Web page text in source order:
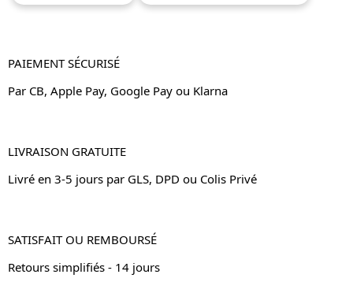
PAIEMENT SÉCURISÉ
Par CB, Apple Pay, Google Pay ou Klarna
LIVRAISON GRATUITE
Livré en 3-5 jours par GLS, DPD ou Colis Privé
SATISFAIT OU REMBOURSÉ
Retours simplifiés - 14 jours